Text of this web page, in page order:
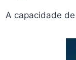
A capacidade